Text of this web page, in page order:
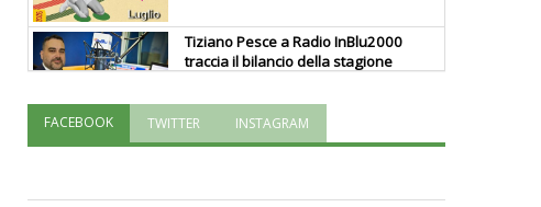
Tiziano Pesce a Radio InBlu2000
traccia il bilancio della stagione
FACEBOOK TWITTER INSTAGRAM